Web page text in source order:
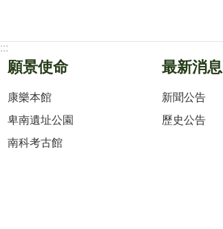
:::
願景使命
康樂本館
卑南遺址公園
南科考古館
最新消息
新聞公告
歷史公告